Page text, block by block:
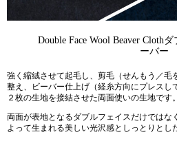
Double Face Wool Beaver Clothダ
ーバー
強く縮絨させて起毛し、剪毛（せんもう／毛
整え、ビーバー仕上げ（経糸方向にプレスし
２枚の生地を接結させた両面使いの生地です。
両面が表地となるダブルフェイスだけではな
よって生まれる美しい光沢感としっとりとし